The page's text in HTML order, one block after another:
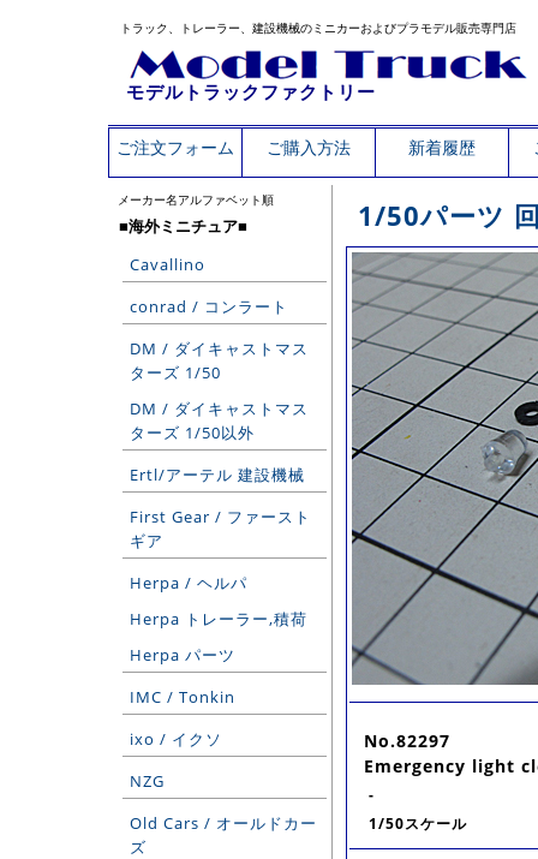
トラック、トレーラー、建設機械のミニカーおよびプラモデル販売専門店
モデルトラックファクトリー
ご注文フォーム ご購入方法 新着履歴
メーカー名アルファベット順
■海外ミニチュア■
Cavallino
conrad / コンラート
DM / ダイキャストマス
ターズ 1/50
DM / ダイキャストマス
ターズ 1/50以外
Ertl/アーテル 建設機械
First Gear / ファースト
ギア
Herpa / ヘルパ
Herpa トレーラー,積荷
Herpa パーツ
IMC / Tonkin
ixo / イクソ
NZG
Old Cars / オールドカー
ズ
1/50パーツ
No.82297
Emergency light
-
1/50スケール